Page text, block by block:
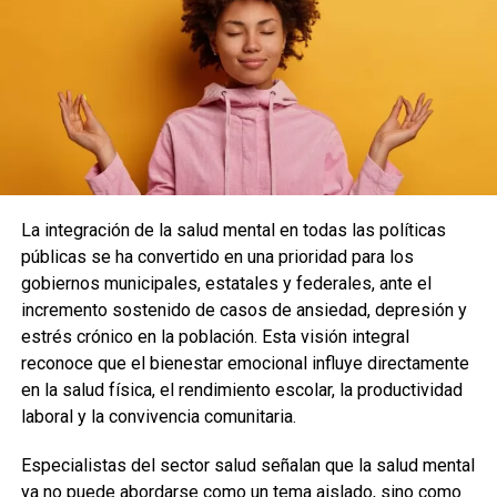
Recibe las noticias al instante
Únete al canal oficial de WhatsApp de
Quinto Podery recibe las noticias más
importantes de Quintana Roo directamente
en tu teléfono.
Unirme al canal de WhatsApp
La integración de la salud mental en todas las políticas
públicas se ha convertido en una prioridad para los
gobiernos municipales, estatales y federales, ante el
incremento sostenido de casos de ansiedad, depresión y
estrés crónico en la población. Esta visión integral
reconoce que el bienestar emocional influye directamente
en la salud física, el rendimiento escolar, la productividad
laboral y la convivencia comunitaria.
Especialistas del sector salud señalan que la salud mental
ya no puede abordarse como un tema aislado, sino como